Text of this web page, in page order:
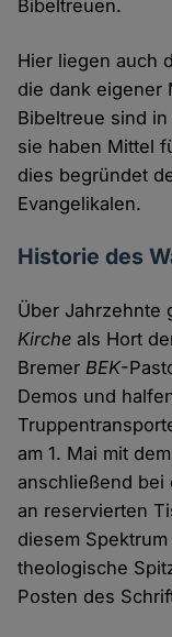
Bibeltreuen.
Hier liegen auch
die dank eigener
Bibeltreue sind
sie haben Mittel
dies begründet
Evangelikalen.
Historie des
Über Jahrzehnte
Kirche als Hort
BremerBEK-
Demos und
am 1. Mai mit
anschließend bei
an reservierten
diesem
theologische
Posten des